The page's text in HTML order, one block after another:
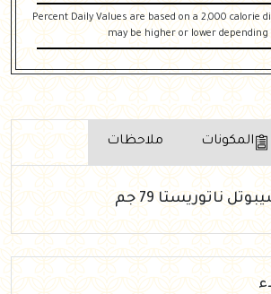
"Percent Daily Values are based on a 2,000 calorie
may be higher or lower depending
المكونات ملاحظات
ناتوريستا 79 جم